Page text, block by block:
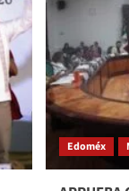
Edoméx